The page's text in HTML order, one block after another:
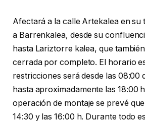
Afectará a la calle Artekalea en su
a Barrenkalea, desde su
hasta Lariztorre kalea, que
cerrada por completo. El horario
restricciones será desde las 08:00
hasta aproximadamente las 18:00
operación de montaje se prevé
14:30 y las 16:00 h. Durante todo